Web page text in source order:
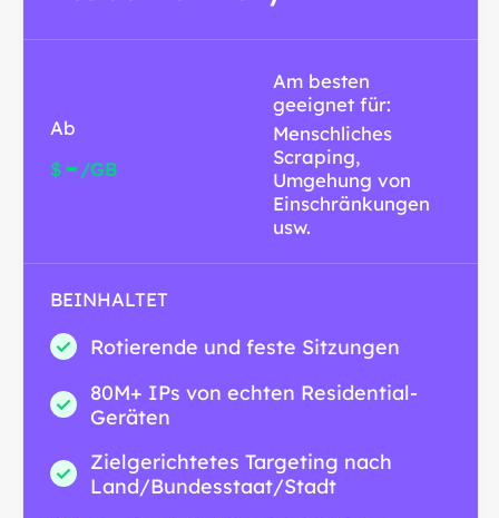
Ab
$- /GB
Am besten
geeignet für:
Menschliches
Scraping,
Umgehung von
Einschränkungen
usw.
BEINHALTET
Rotierende und feste Sitzungen
80M+ IPs von echten Residential-
Geräten
Zielgerichtetes Targeting nach
Land/Bundesstaat/Stadt